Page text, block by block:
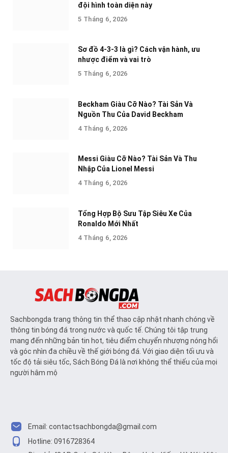
đội hình toàn diện này
5 Tháng 6, 2026
Sơ đồ 4-3-3 là gì? Cách vận hành, ưu
nhược điểm và vai trò
5 Tháng 6, 2026
Beckham Giàu Cỡ Nào? Tài Sản Và
Nguồn Thu Của David Beckham
4 Tháng 6, 2026
Messi Giàu Cỡ Nào? Tài Sản Và Thu
Nhập Của Lionel Messi
4 Tháng 6, 2026
Tổng Hợp Bộ Sưu Tập Siêu Xe Của
Ronaldo Mới Nhất
4 Tháng 6, 2026
Sachbongda trang thông tin thể thao cập nhật nhanh chóng về
thông tin bóng đá trong nước và quốc tế. Chúng tôi tập trung
mang đến những bản tin hot, tiêu điểm chuyển nhượng nóng hổi
và góc nhìn đa chiều về thế giới bóng đá. Với giao diện tối ưu và
tốc độ tải siêu tốc, Sách Bóng Đá là nơi không thể thiếu của mọi
người hâm mộ
Email: contactsachbongda@gmail.com
Hotline: 0916728364